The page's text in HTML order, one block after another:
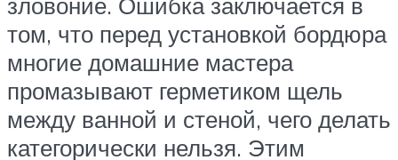
том, что перед установкой бордюра
многие домашние мастера
промазывают герметиком щель
между ванной и стеной, чего делать
категорически нельзя. Этим